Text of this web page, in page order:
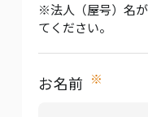
※法人（屋号）名
てください。
お名前 ※